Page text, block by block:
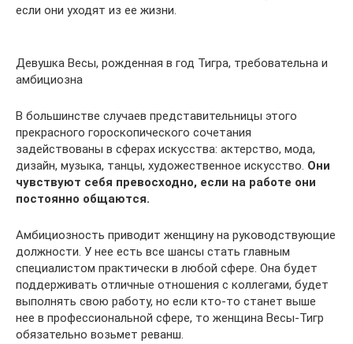
если они уходят из ее жизни.
Девушка Весы, рожденная в год Тигра, требовательна и
амбициозна
В большинстве случаев представительницы этого
прекрасного гороскопического сочетания
задействованы в сферах искусства: актерство, мода,
дизайн, музыка, танцы, художественное искусство. Они
чувствуют себя превосходно, если на работе они
постоянно общаются.
Амбициозность приводит женщину на руководствующие
должности. У нее есть все шансы стать главным
специалистом практически в любой сфере. Она будет
поддерживать отличные отношения с коллегами, будет
выполнять свою работу, но если кто-то станет выше
нее в профессиональной сфере, то женщина Весы-Тигр
обязательно возьмет реванш.